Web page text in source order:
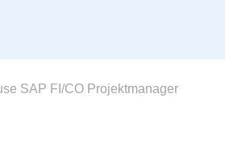
SAP FI/CO Projektmanager